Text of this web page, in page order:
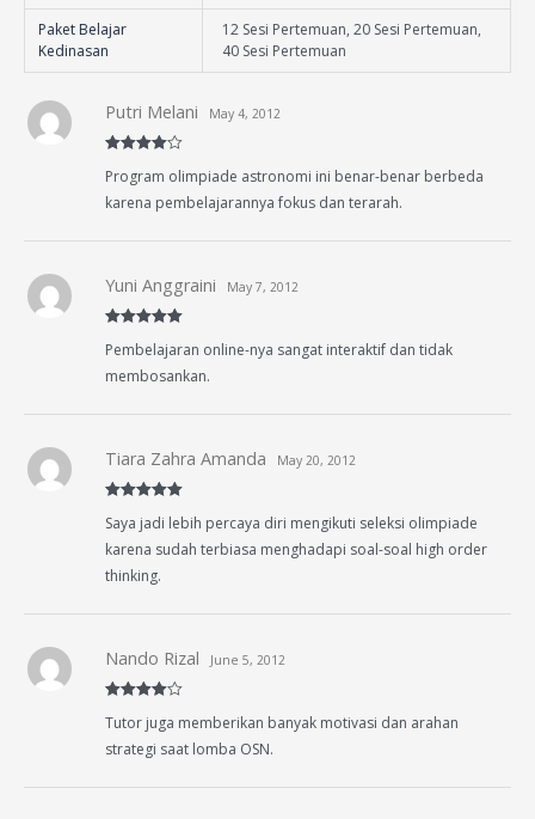
Paket Belajar
Kedinasan
12 Sesi Pertemuan, 20 Sesi Pertemuan,
40 Sesi Pertemuan
out of 5
Putri Melani May 4, 2012
Program olimpiade astronomi ini benar-benar berbeda
karena pembelajarannya fokus dan terarah.
of 5
Yuni Anggraini May 7, 2012
Pembelajaran online-nya sangat interaktif dan tidak
membosankan.
of 5
Tiara Zahra Amanda May 20, 2012
Saya jadi lebih percaya diri mengikuti seleksi olimpiade
karena sudah terbiasa menghadapi soal-soal high order
thinking.
out of 5
Nando Rizal June 5, 2012
Tutor juga memberikan banyak motivasi dan arahan
strategi saat lomba OSN.